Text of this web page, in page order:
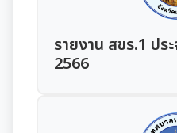
การเสริมสร้างและพั
คลินิกจริยธรรม
เกร็ดความรู้ที่เกี่ยวข้อ
รายการการจัดซื้อจัด
ความก้าวหน้าการจัดซื้อ
รายงาน สขร.1 ปร
2566